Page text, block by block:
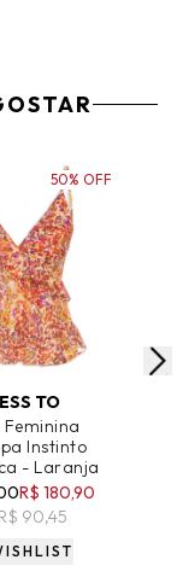
AO CARRINHO
TO
Feminina
Instinto
- Laranja
R$ 180,90
90,45
50% OFF